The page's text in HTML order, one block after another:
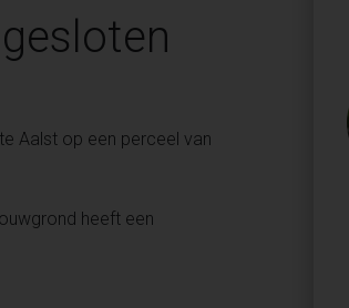
Aalst op een perceel van
heeft een